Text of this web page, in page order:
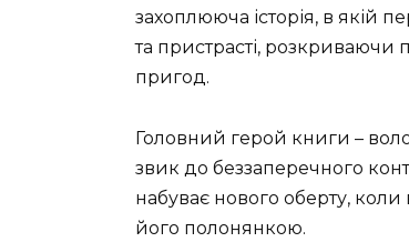
захоплююча історія, в якій
та пристрасті, розкриваючи
пригод.
Головний герой книги –
звик до беззаперечного
набуває нового оберту, коли
його полонянкою.